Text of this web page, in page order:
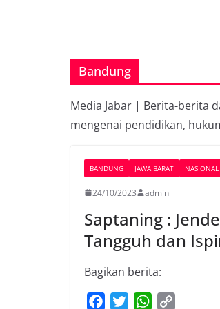
Bandung
Media Jabar | Berita-berita
mengenai pendidikan,
BANDUNG JAWA BARAT NASIONAL
24/10/2023 admin
Saptaning :
Tangguh dan
Bagikan berita:
W